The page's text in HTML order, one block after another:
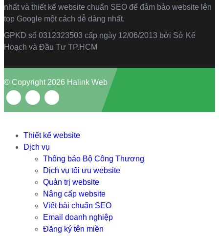
nhất và thiết kế website chuẩn SEO để đảm bảo website lên
top Google một cách dễ dàng nhất.
GPKD số 0312323503 cấp ngày 12/06/2013 bởi Sở Kế
Hoạch và Đầu Tư TP.HCM
© Copyright 2026 Halink Web
Thiết kế website
Dịch vụ
Thông báo Bộ Công Thương
Dịch vụ tối ưu website
Quản trị website
Nâng cấp website
Viết bài chuẩn SEO
Email doanh nghiệp
Đăng ký tên miền